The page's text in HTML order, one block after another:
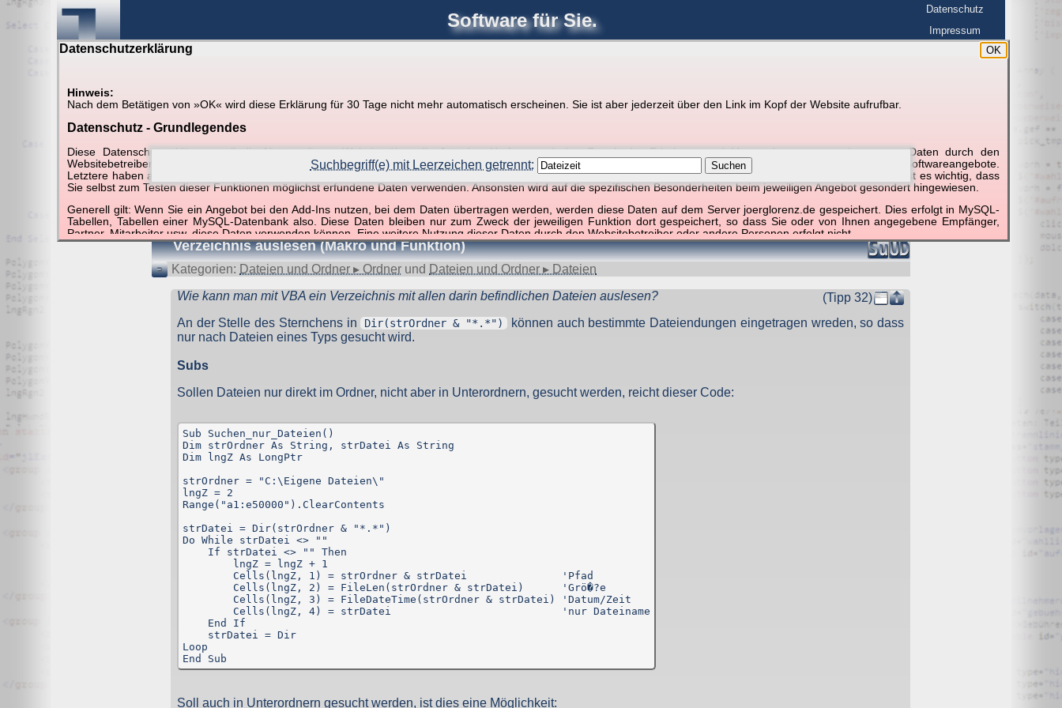
OK
Datenschutzerklärung
Hinweis:
Nach dem Betätigen von »OK« wird diese Erklärung für 30 Tage nicht mehr automatisch erscheinen. Sie ist aber jederzeit über den Link im Kopf der Website aufrufbar.
Datenschutz - Grundlegendes
Diese Datenschutzerklärung soll die Nutzer dieser Website über die Art, den Umfang und den Zweck der Erhebung und Verwendung personenbezogener Daten durch den
Websitebetreiber von joerglorenz.de informieren. Dabei geht es ausschließlich um die Nutzung dieser Website, nicht aber um die Nutzung besonderer einzelner Softwareangebote.
Letztere haben aufgrund ihrer Funktionen Besonderheiten, so dass verschiedene Daten gespeichert werden müssen, die für das Funktionieren erforderlich sind. Hier ist es wichtig, dass
Sie selbst zum Testen dieser Funktionen möglichst erfundene Daten verwenden. Ansonsten wird auf die spezifischen Besonderheiten beim jeweiligen Angebot gesondert hingewiesen.
Generell gilt: Wenn Sie ein Angebot bei den Add-Ins nutzen, bei dem Daten übertragen werden, werden diese Daten auf dem Server joerglorenz.de gespeichert. Dies erfolgt in MySQL-
Tabellen, Tabellen einer MySQL-Datenbank also. Diese Daten bleiben nur zum Zweck der jeweiligen Funktion dort gespeichert, so dass Sie oder von Ihnen angegebene Empfänger,
Partner, Mitarbeiter usw. diese Daten verwenden können. Eine weitere Nutzung dieser Daten durch den Websitebetreiber oder andere Personen erfolgt nicht.
Der Websitebetreiber nimmt Ihren Datenschutz sehr ernst und behandelt Ihre personenbezogenen Daten vertraulich und entsprechend der gesetzlichen Vorschriften. Da durch neue
Technologien und die ständige Weiterentwicklung dieser Webseite Änderungen an dieser Datenschutzerklärung vorgenommen werden können, empfehlen wir Ihnen, sich die
Datenschutzerklärung in regelmäßigen Abständen wieder durchzulesen.
Definitionen der verwendeten Begriffe (z.B. “personenbezogene Daten” oder “Verarbeitung”) finden Sie in Art. 4 DSGVO.
Wir, der Websitebetreiber bzw. Seitenprovider, erheben aufgrund unseres berechtigten Interesses (s. Art. 6 Abs. 1 lit. f. DSGVO) Daten über Zugriffe auf die Website und speichern diese
Besuchte Website und besuchte Webseite
Menge der gesendeten Daten in Byte
Quelle/Verweis, von welchem Sie auf die Seite gelangten
Verwendeter Browser
Verwendetes Betriebssystem
Die Server-Logfiles werden für einige Zeit gespeichert und anschließend gelöscht. Dies liegt in der Zuständigkeit des Providers Strato AG, der Websitebetreiber nutzt diese Daten nicht.
Datenschutzinformation
Der Websitebetreiber zeichnet die o. g. Daten selbst auf und speichert sie für einige Zeit - aus Sicherheitsgründen um Angriffe zu erkennen, um z. B. Missbrauchsfälle aufklären zu
können und zur Qualitätssicherung um festzustellen, welche Seiten von wo wie oft aufgerufen werden. Müssen Daten aus Beweisgründen aufgehoben werden, sind sie solange von der
Löschung ausgenommen bis der Vorfall endgültig geklärt ist.
Reichweitenmessung & Cookies
Eine Reichweitenmessung in diesem Sinne erfolgt durch den Websitebetreiber nicht, es werden nur die Aufrufzahlen der Website und der Webseiten auf der Basis der Logfiles ohne
direkte Verbindung zu Besuchern ausgewertet.
Bei Cookies handelt es sich um kleine Dateien, welche auf Ihrem Endgerät gespeichert werden. Ihr Browser greift auf diese Dateien zu.
identifiziert werden können. Andere Daten als die ID sind nicht enthalten; der Cookie verfällt sofort mit dem Beenden der Browsersitzung. Benötigt wird der Cookie allerdings auch nur,
Software für Sie.
joerglorenz.de
Datenschutz
Impressum
Suche in Beispielen und Tipps zu Excel und VBA
Suchbegriff(e) mit Leerzeichen getrennt: Suchen
Suchergebnisse (1 Treffer, 1 Begriff)
Verzeichnis auslesen (Makro und Funktion)
Kategorien: Dateien und Ordner ▸ Ordner und Dateien und Ordner ▸ Dateien
(Tipp 32)
Wie kann man mit VBA ein Verzeichnis mit allen darin befindlichen Dateien auslesen?
An der Stelle des Sternchens in Dir(strOrdner & "*.*")
können auch bestimmte Dateiendungen eingetragen wreden, so dass
nur nach Dateien eines Typs gesucht wird.
Subs
Sollen Dateien nur direkt im Ordner, nicht aber in Unterordnern, gesucht werden, reicht dieser Code:
Sub Suchen_nur_Dateien()
Dim strOrdner As String, strDatei As String
Dim lngZ As LongPtr
strOrdner = "C:\Eigene Dateien\"
lngZ = 2
Range("a1:e50000").ClearContents
strDatei = Dir(strOrdner & "*.*")
Do While strDatei <> ""
    If strDatei <> "" Then
        lngZ = lngZ + 1
        Cells(lngZ, 1) = strOrdner & strDatei               'Pfad
        Cells(lngZ, 2) = FileLen(strOrdner & strDatei)      'Grö�?e
        Cells(lngZ, 3) = FileDateTime(strOrdner & strDatei) 'Datum/Zeit
        Cells(lngZ, 4) = strDatei                           'nur Dateiname
    End If
    strDatei = Dir
Loop
End Sub
Soll auch in Unterordnern gesucht werden, ist dies eine Möglichkeit: